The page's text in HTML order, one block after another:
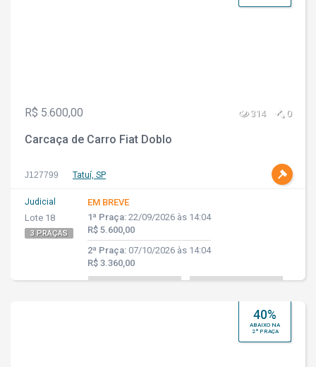
R$ 5.600,00 314 0
Carcaça de Carro Fiat Doblo
J127799 Tatuí, SP
Judicial
Lote 18
3 PRAÇAS
EM BREVE
1ª Praça: 22/09/2026 às 14:04
R$ 5.600,00
2ª Praça: 07/10/2026 às 14:04
R$ 3.360,00
40%
ABAIXO NA
2ª PRAÇA